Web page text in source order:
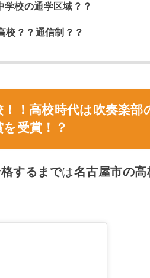
校の通学区域？？
校？？通信制？？
！高校時代は吹奏楽部
受賞！？
するまでは名古屋市の高